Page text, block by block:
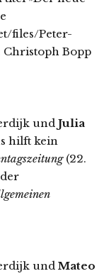
files/Peter-
Christoph Bopp
und Julia
hilft kein
(22.
und Mateo